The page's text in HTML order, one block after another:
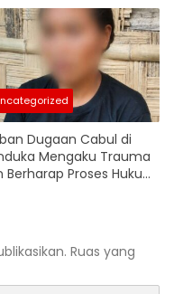
Dugaan Cabul di
Mengaku Trauma
Berharap Proses Hukum
Ruas yang